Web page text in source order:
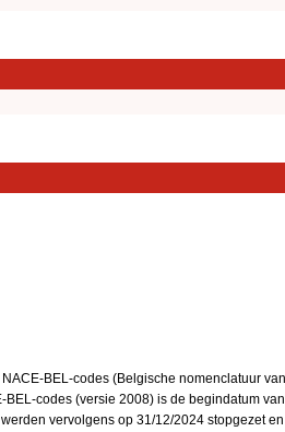
BEL-codes (Belgische nomenclatuur
codes (versie 2008) is de begindatum
vervolgens op 31/12/2024 stopgezet